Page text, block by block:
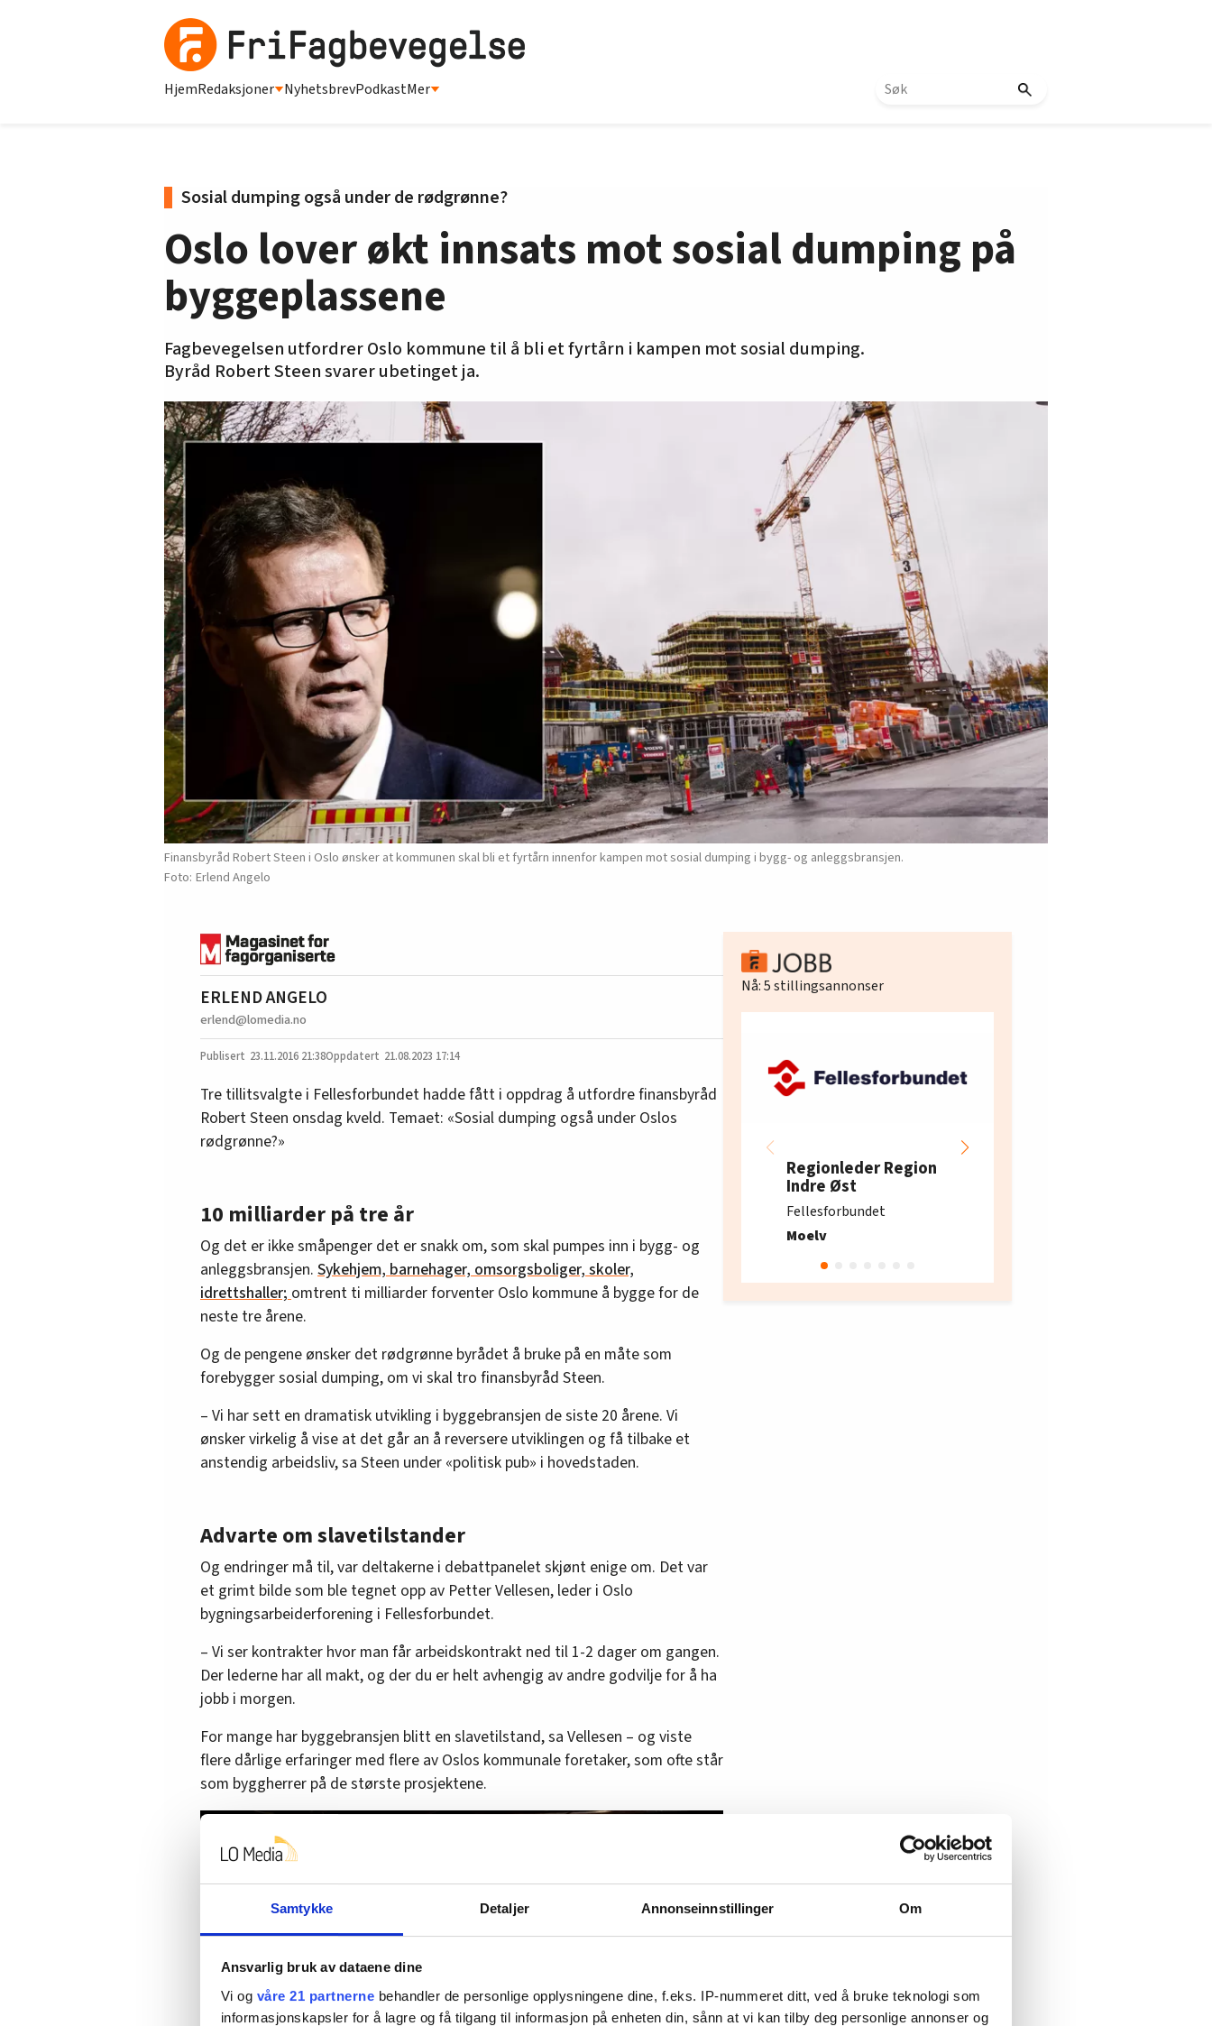
Samtykke Detaljer Annonseinnstillinger Om
Ansvarlig bruk av dataene dine
Vi og våre 21 partnerne behandler de personlige opplysningene dine, f.eks. IP-nummeret ditt, ved å bruke teknologi som
informasjonskapsler for å lagre og få tilgang til informasjon på enheten din, sånn at vi kan tilby deg personlige annonser og
HjemRedaksjoner NyhetsbrevPodkastMer
Sosial dumping også under de rødgrønne?
Oslo lover økt innsats mot sosial dumping på
byggeplassene
Fagbevegelsen utfordrer Oslo kommune til å bli et fyrtårn i kampen mot sosial dumping.
Byråd Robert Steen svarer ubetinget ja.
Finansbyråd Robert Steen i Oslo ønsker at kommunen skal bli et fyrtårn innenfor kampen mot sosial dumping i bygg- og anleggsbransjen.
Erlend Angelo
ERLEND ANGELO
erlend@lomedia.no
23.11.2016 21:38 21.08.2023 17:14
Tre tillitsvalgte i Fellesforbundet hadde fått i oppdrag å utfordre finansbyråd
Robert Steen onsdag kveld. Temaet: «Sosial dumping også under Oslos
rødgrønne?»
10 milliarder på tre år
Og det er ikke småpenger det er snakk om, som skal pumpes inn i bygg- og
anleggsbransjen. Sykehjem, barnehager, omsorgsboliger, skoler,
idrettshaller;omtrent ti milliarder forventer Oslo kommune å bygge for de
neste tre årene.
Og de pengene ønsker det rødgrønne byrådet å bruke på en måte som
forebygger sosial dumping, om vi skal tro finansbyråd Steen.
– Vi har sett en dramatisk utvikling i byggebransjen de siste 20 årene. Vi
ønsker virkelig å vise at det går an å reversere utviklingen og få tilbake et
anstendig arbeidsliv, sa Steen under «politisk pub» i hovedstaden.
Advarte om slavetilstander
Og endringer må til, var deltakerne i debattpanelet skjønt enige om. Det var
et grimt bilde som ble tegnet opp av Petter Vellesen, leder i Oslo
bygningsarbeiderforening i Fellesforbundet.
– Vi ser kontrakter hvor man får arbeidskontrakt ned til 1-2 dager om gangen.
Der lederne har all makt, og der du er helt avhengig av andre godvilje for å ha
jobb i morgen.
For mange har byggebransjen blitt en slavetilstand, sa Vellesen – og viste
flere dårlige erfaringer med flere av Oslos kommunale foretaker, som ofte står
som byggherrer på de største prosjektene.
Nå:5stillingsannonser
Regionleder Region
Indre Øst
Fellesforbundet
Moelv